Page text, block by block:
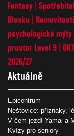
Fantasy
Blesku
Nemovitosti
psychologické mýty
prostor Level 9
2026/27
Aktuálně
Epicentrum
Neštovice: příznaky,
V čem jezdí Yamal a
Kvízy pro seniory